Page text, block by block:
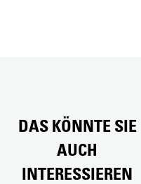
DAS KÖNNTE SIE
AUCH
INTERESSIEREN